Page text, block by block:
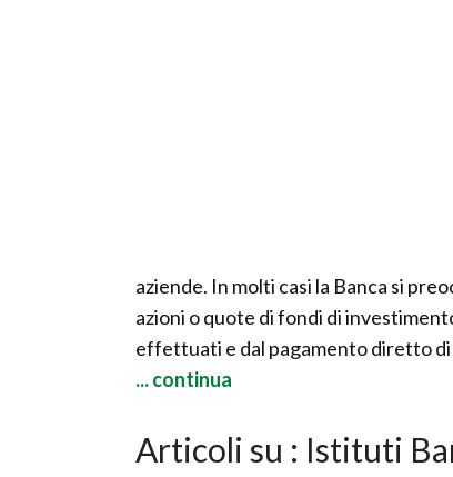
aziende. In molti casi la Banca si
azioni o quote di fondi di
effettuati e dal pagamento diretto
... continua
Articoli su : Istituti